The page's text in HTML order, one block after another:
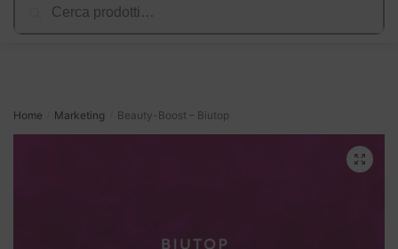
Cerca
Home Marketing Beauty-Boost – Biutop